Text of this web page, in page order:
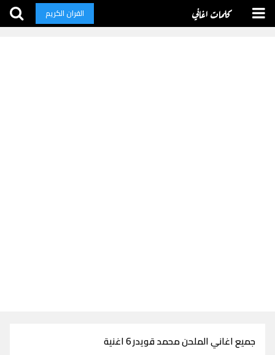
كلمات اغاني القران الكريم
جميع اغاني الملحن محمد قويدر 6 اغنية